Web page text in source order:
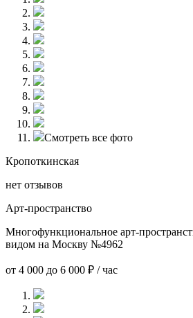
Смотреть все фото
Кропоткинская
нет отзывов
Арт-пространство
Многофункциональное арт-
видом на Москву №4962
от 4 000 до 6 000 ₽ / час